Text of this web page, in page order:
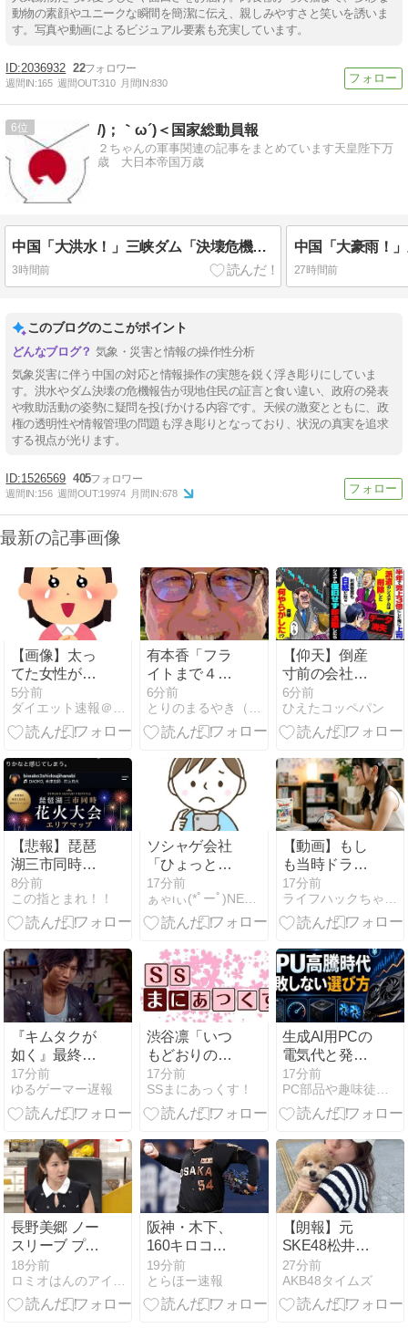
動物の素顔やユニークな瞬間を簡潔に伝え、親しみやすさと笑いを誘いま
す。写真や動画によるビジュアル要素も充実しています。
2036932 22
週間IN:165 週間OUT:310 月間IN:830
6 /)；｀ω´)＜国家総動員報
２ちゃんの軍事関連の記事をまとめています天皇陛下万
歳 大日本帝国万歳
中国「大洪水！」三峡ダム「決壊危機」中国政府「新水路建設！（三峡新水路」現場職員「内部情報公開！（失踪」湖南省「三峡放流情報（画像」台風13号「三峡接近」→
3時間前 27時間前
このブログのここがポイント
気象・災害と情報の操作性分析
気象災害に伴う中国の対応と情報操作の実態を鋭く浮き彫りにしていま
す。洪水やダム決壊の危機報告が現地住民の証言と食い違い、政府の発表
や救助活動の姿勢に疑問を投げかける内容です。天候の激変とともに、政
権の透明性や情報管理の問題も浮き彫りとなっており、状況の真実を追求
する視点が光ります。
1526569 405
週間IN:156 週間OUT:19974 月間IN:678
最新の記事画像
【画像】太っ
てた女性が激
やせして大変
身、ビフォー
アフターすご
5分前
ダイエット速報＠２ちゃんねる
有本香「フラ
イトまで４時
間待ち、と聞
いて泣く百田
代表の写真が
されてきまし
たｗ」
6分前
とりのまるやき（保守）
【仰天】倒産
寸前の会社を
半年で売上3
倍にした派遣
の俺に上司
テムは削除し
た!社員登用も
白紙だなw」
→システム復
旧せず退職し
た結果
6分前
ひえたコッペパン
【悲報】琵琶
湖三市同時花
火大会、開催
中止を発表→
自治体が「そ
知らない」と
公式声明
8分前
この指とまれ！！
ソシャゲ会社
「ひょっとし
て日本人はそ
こまでゲーム
好きではない
17分前
ぁゃιぃ(*ﾟーﾟ)NEWS 2nd
【動画】もし
も当時ドラク
エ5がアニメ
化していた
ら‥‥こうな
17分前
ライフハックちゃんねる弐式
『キムタクが
如く』最終作
が出て5年経
過するも新作
音沙汰無し
17分前
ゆるゲーマー遅報
渋谷凛「いつ
もどおりの普
通だって」
17分前
SSまにあっくす！
生成AI用PCの
電気代と発熱
を抑える方法
｜GPU設定・
冷却・実測の
17分前
PC部品や趣味徒然blog
長野美郷 ノー
スリーブ プラ
イム ２６０８
１０
18分前
阪神・木下、
160キロコン
ビの相方・工
藤につなぐ粘
投で無失点！
19分前
とらほー速報
【朗報】元
SKE48松井珠
理奈が AKB48
佐藤綺星を大
絶賛！！！
27分前
AKB48タイムズ